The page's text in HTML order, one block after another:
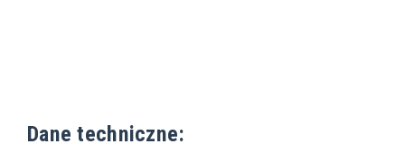
Dane techniczne: